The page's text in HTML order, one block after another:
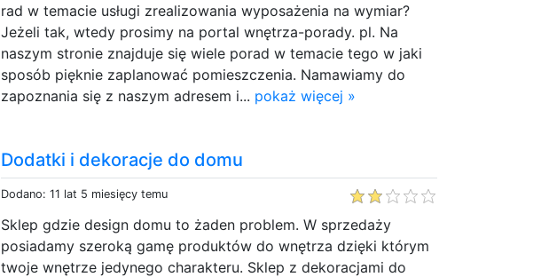
rad w temacie usługi zrealizowania wyposażenia na wymiar?
Jeżeli tak, wtedy prosimy na portal wnętrza-porady. pl. Na
naszym stronie znajduje się wiele porad w temacie tego w jaki
sposób pięknie zaplanować pomieszczenia. Namawiamy do
zapoznania się z naszym adresem i... pokaż więcej »
Dodatki i dekoracje do domu
Dodano: 11 lat 5 miesięcy temu
Sklep gdzie design domu to żaden problem. W sprzedaży
posiadamy szeroką gamę produktów do wnętrza dzięki którym
twoje wnętrze jedynego charakteru. Sklep z dekoracjami do